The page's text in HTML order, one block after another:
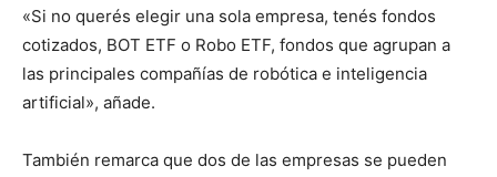
«Si no querés elegir una sola empresa, tenés fondos
cotizados, BOT ETF o Robo ETF, fondos que agrupan a
las principales compañías de robótica e inteligencia
artificial», añade.
También remarca que dos de las empresas se pueden